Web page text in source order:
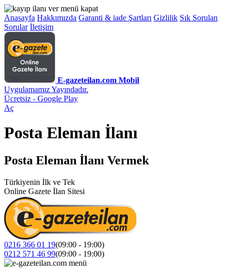
Anasayfa Hakkımızda Garanti & iade Şartları Gizlilik Sık Sorulan
Sorular İletişim
E-gazeteilan.com Mobil
Uygulamamız Yayındadır.
Ücretsiz - Google Play
Aç
Posta Eleman İlanı
Posta Eleman İlanı Vermek
Türkiyenin İlk ve Tek
Online Gazete İlan Sitesi
0216 366 01 19(09:00 - 19:00)
0212 571 46 99(09:00 - 19:00)